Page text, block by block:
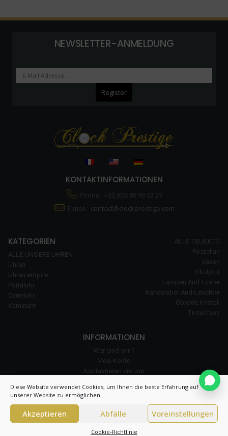
Diese Website verwendet Cookies, um Ihnen die beste Erfahrung auf
unserer Website zu ermöglichen.
Akzeptieren Abfälle Voreinstellungen
Cookie-Richtlinie
NEWSLETTER-ANMELDUNG
KONTAKTINFORMATIONEN
Phone : +33 (0)6 86 90 03 27
E-mail : contact@clockprestige.com
KATEGORIEN
ALLE UNSERE UHREN
Uhren
Uhren empire
Portaluhr
Carteluhr
Kaminuhr
ALLE OBJEKTE
Porzellan
Vasen
Skulptur
Lampen And Lüster
Kandelaber And Leuchter
Objekte kristall
Tintenfass
INFORMATIONEN
Wer sind wir ?
Mein Konto
Kontaktieren sie uns
Cookie-Richtlinie